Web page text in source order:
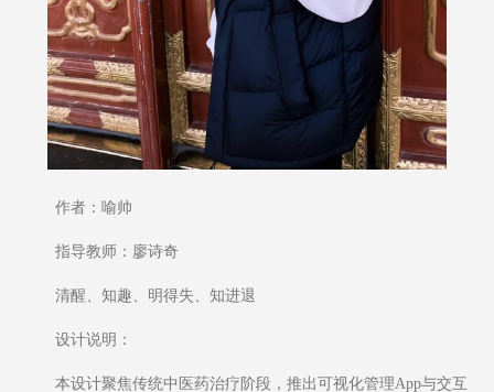
作者：喻帅
指导教师：廖诗奇
清醒、知趣、明得失、知进退
设计说明：
本设计聚焦传统中医药治疗阶段，推出可视化管理App与交互